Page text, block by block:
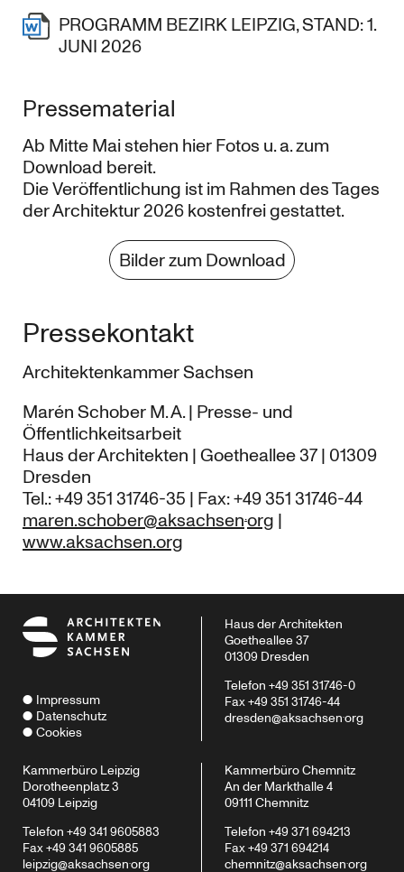
PROGRAMM BEZIRK LEIPZIG, STAND: 1.
JUNI 2026
Pressematerial
Ab Mitte Mai stehen hier Fotos u. a. zum
Download bereit.
Die Veröffentlichung ist im Rahmen des Tages
der Architektur 2026 kostenfrei gestattet.
Bilder zum Download
Pressekontakt
Architektenkammer Sachsen
Marén Schober M. A. | Presse- und
Öffentlichkeitsarbeit
Haus der Architekten | Goetheallee 37 | 01309
Dresden
Tel.: +49 351 31746-35 | Fax: +49 351 31746-44
maren.schober@aksachsen.org |
www.aksachsen.org
Impressum
Datenschutz
Cookies
Haus der Architekten
Goetheallee 37
01309 Dresden
Telefon +49 351 31746-0
Fax +49 351 31746-44
dresden@aksachsen.org
Kammerbüro Leipzig
Dorotheenplatz 3
04109 Leipzig
Telefon +49 341 9605883
Fax +49 341 9605885‬
leipzig@aksachsen.org
Kammerbüro Chemnitz
An der Markthalle 4
09111 Chemnitz
Telefon +49 371 694213
Fax +49 371 694214‬
chemnitz@aksachsen.org